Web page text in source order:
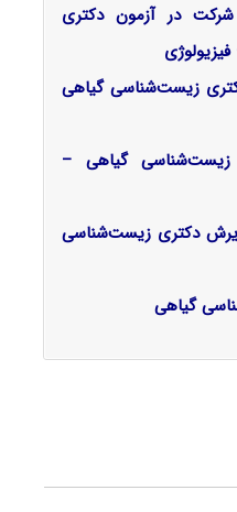
در آزمون دکتری
زیست‌شناسی گیاهی
زیست‌شناسی گیاهی –
دکتری زیست‌شناسی
گیاهی